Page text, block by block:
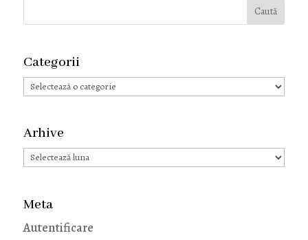
Categorii
Categorii
Arhive
Arhive
Meta
Autentificare